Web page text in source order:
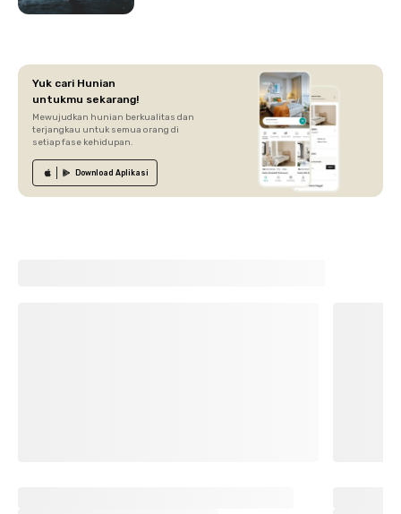
Yuk cari Hunian
untukmu sekarang!
Mewujudkan hunian berkualitas dan
terjangkau untuk semua orang di
setiap fase kehidupan.
Download Aplikasi